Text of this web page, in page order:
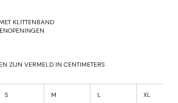
KLITTENBAND
ZIJN VERMELD IN CENTIMETERS
S M L XL